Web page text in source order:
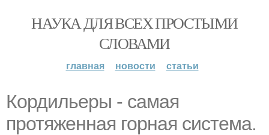
НАУКА ДЛЯ ВСЕХ ПРОСТЫМИ
СЛОВАМИ
главная новости статьи
Кордильеры - самая
протяженная горная система.